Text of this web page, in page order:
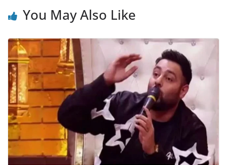
You May Also Like